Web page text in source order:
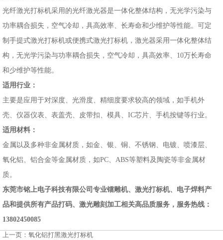
光纤激光打标机采用的光纤激光器是一体化整体结构，无光学污染与
功率耦合损失，空气冷却，具高效率、长寿命和少维护等性能。可定
制手提式激光打标机或便携式激光打标机，激光器采用一体化整体结
构，无光学污染与功率耦合损失，空气冷却，具高效率、10万长寿命
和少维护等性能。
适用行业：
主要是应用于对深度、光滑度、精细度要求较高的领域，如手机外
壳、仪器仪表、表盖壳、皮带扣、模具、IC芯片、手机按键等行业。
适用材料：
金属以及多种非金属材质，如金、银、铜、不锈钢、电镀、喷漆层、
氧化铝、铝合金等金属材质，如PC、ABS等塑料及陶瓷等非金属材
质。
东莞市铭上电子科技有限公司专业镭雕机、激光打标机、电子焊料产
品和提供所有产品打码、激光雕刻加工相关高品质服务，服务热线：
13802450085
上一页： 氧化铝打黑激光打标机